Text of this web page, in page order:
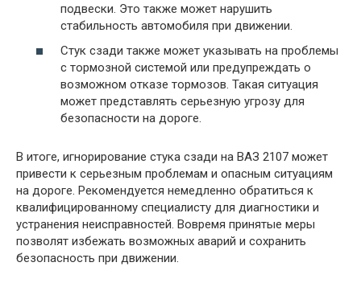
подвески. Это также может нарушить
стабильность автомобиля при движении.
Стук сзади также может указывать на проблемы
с тормозной системой или предупреждать о
возможном отказе тормозов. Такая ситуация
может представлять серьезную угрозу для
безопасности на дороге.
В итоге, игнорирование стука сзади на ВАЗ 2107 может
привести к серьезным проблемам и опасным ситуациям
на дороге. Рекомендуется немедленно обратиться к
квалифицированному специалисту для диагностики и
устранения неисправностей. Вовремя принятые меры
позволят избежать возможных аварий и сохранить
безопасность при движении.